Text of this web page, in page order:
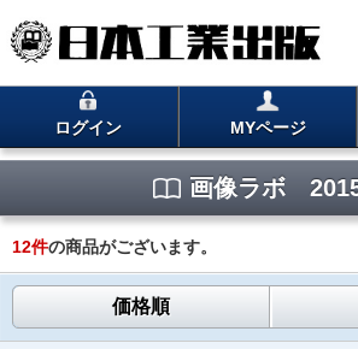
ログイン MYページ
画像ラボ
12件の商品がございます。
価格順